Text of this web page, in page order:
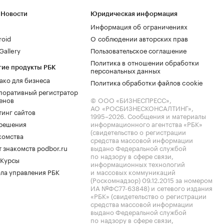
продукты РБК
для бизнеса
регистратор
сайтов
знакомств podbor.ru
управления РБК
Юридическая информация
Информация об ограничениях
О соблюдении авторских прав
Пользовательское соглашение
Политика в отношении обработки
персональных данных
Политика обработки файлов cookie
© ООО «БИЗНЕСПРЕСС»,
АО «РОСБИЗНЕСКОНСАЛТИНГ»,
1995–2026. Сообщения и материалы
информационного агентства «РБК»
(свидетельство о регистрации
средства массовой информации
выдано Федеральной службой
по надзору в сфере связи,
информационных технологий
и массовых коммуникаций
(Роскомнадзор) 09.12.2015 за номером
ИА №ФС77-63848) и сетевого издания
«РБК» (свидетельство о регистрации
средства массовой информации
выдано Федеральной службой
по надзору в сфере связи,